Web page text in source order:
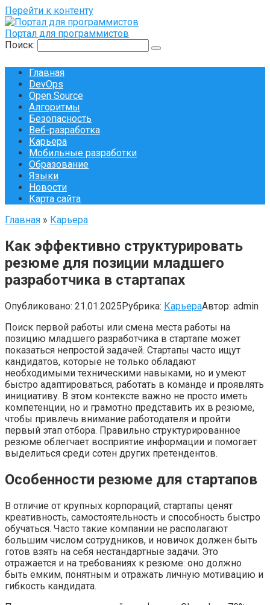
Перейти к контенту
Портал для программистов
Поиск:
Главная
DevOps
Open Source
Алгоритмы
Безопасность
Веб-разработка
Карьера
Мобильные разработки
Образование
Языки
Новости
Карта сайта
Главная » Карьера
Как эффективно структурировать
резюме для позиции младшего
разработчика в стартапах
Опубликовано: 21.01.2025Рубрика: КарьераАвтор: admin
Поиск первой работы или смена места работы на
позицию младшего разработчика в стартапе может
показаться непростой задачей. Стартапы часто ищут
кандидатов, которые не только обладают
необходимыми техническими навыками, но и умеют
быстро адаптироваться, работать в команде и проявлять
инициативу. В этом контексте важно не просто иметь
компетенции, но и грамотно представить их в резюме,
чтобы привлечь внимание работодателя и пройти
первый этап отбора. Правильно структурированное
резюме облегчает восприятие информации и помогает
выделиться среди сотен других претендентов.
Особенности резюме для стартапов
В отличие от крупных корпораций, стартапы ценят
креативность, самостоятельность и способность быстро
обучаться. Часто такие компании не располагают
большим числом сотрудников, и новичок должен быть
готов взять на себя нестандартные задачи. Это
отражается и на требованиях к резюме: оно должно
быть емким, понятным и отражать личную мотивацию и
гибкость кандидата.